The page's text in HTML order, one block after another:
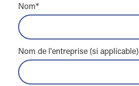
Nom*
Nom de l'entreprise (si applicable)